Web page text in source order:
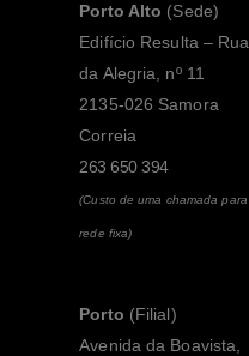
Porto Alto (Sede)
Edifício Resulta – Rua
da Alegria, nº 11
2135-026 Samora
Correia
263 650 394
(Custo de uma chamada para
rede fixa)
Porto (Filial)
Avenida da Boavista,